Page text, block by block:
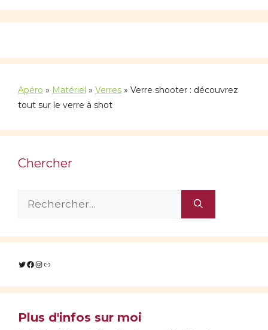
Apéro » Matériel » Verres » Verre shooter : découvrez
tout sur le verre à shot
Chercher
Rechercher :
Twitter
Facebook
Instagram
Lien
Plus d'infos sur moi